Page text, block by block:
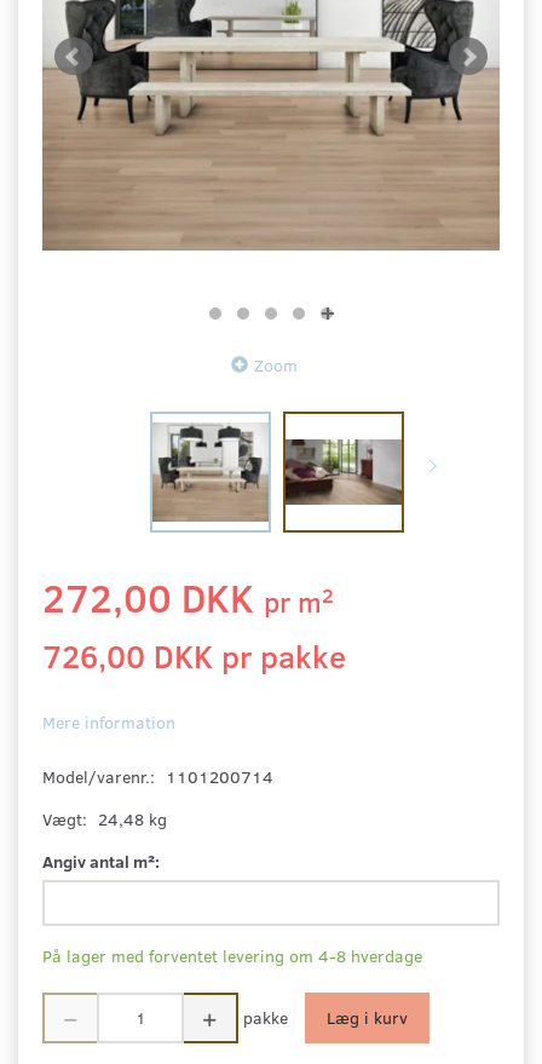
Zoom
272,00 DKK pr m2
726,00 DKK pr pakke
Mere information
Model/varenr.:
1101200714
Vægt: 24,48 kg
Angiv antal m²:
På lager med forventet levering om 4-8 hverdage
pakke Læg i kurv